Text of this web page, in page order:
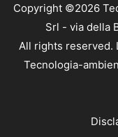
Copyright ©2026
Srl - via della
All rights reserved.
Tecnologia-